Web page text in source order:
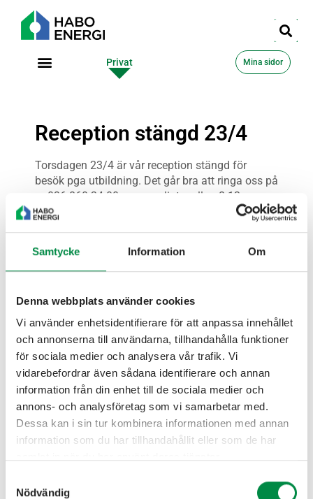
Samtycke Information Om
Denna webbplats använder cookies
Vi använder enhetsidentifierare för att anpassa innehållet
och annonserna till användarna, tillhandahålla funktioner
för sociala medier och analysera vår trafik. Vi
vidarebefordrar även sådana identifierare och annan
information från din enhet till de sociala medier och
annons- och analysföretag som vi samarbetar med.
Dessa kan i sin tur kombinera informationen med annan
information som du har tillhandahållit eller som de har
Nödvändig
Privat Mina sidor
Reception stängd 23/4
Torsdagen 23/4 är vår reception stängd för
besök pga utbildning. Det går bra att ringa oss på
nr 036-860 24 00 som vanligt mellan 8-12.